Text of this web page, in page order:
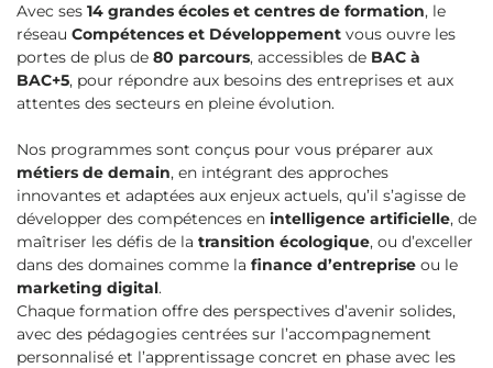
Avec ses 14 grandes écoles et centres de formation, le
réseau Compétences et Développement vous ouvre les
portes de plus de 80 parcours, accessibles de BAC à
BAC+5, pour répondre aux besoins des entreprises et aux
attentes des secteurs en pleine évolution.
Nos programmes sont conçus pour vous préparer aux
métiers de demain, en intégrant des approches
innovantes et adaptées aux enjeux actuels, qu’il s’agisse de
développer des compétences en intelligence artificielle, de
maîtriser les défis de la transition écologique, ou d’exceller
dans des domaines comme la finance d’entreprise ou le
marketing digital.
Chaque formation offre des perspectives d’avenir solides,
avec des pédagogies centrées sur l’accompagnement
personnalisé et l’apprentissage concret en phase avec les